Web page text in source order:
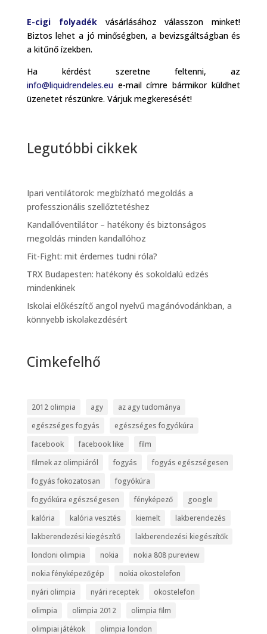
E-cigi folyadékvásárlásához válasszon minket!
Biztos lehet a jó minőségben, a bevizsgáltságban és
a kitűnő ízekben.
Ha kérdést szeretne feltenni, az
info@liquidrendeles.eue-mail címre bármikor küldhet
üzenetet részünkre. Várjuk megkeresését!
Legutóbbi cikkek
Ipari ventilátorok: megbízható megoldás a
professzionális szellőztetéshez
Kandallóventilátor – hatékony és biztonságos
megoldás minden kandallóhoz
Fit-Fight: mit érdemes tudni róla?
TRX Budapesten: hatékony és sokoldalú edzés
mindenkinek
Iskolai előkészítő angol nyelvű magánóvodánkban, a
könnyebb iskolakezdésért
Cimkefelhő
2012 olimpia agy
az agy tudománya
egészséges fogyás
egészséges fogyókúra
facebook
facebook like
film
filmek az olimpiáról
fogyás
fogyás egészségesen
fogyás fokozatosan
fogyókúra
fogyókúra egészségesen
fényképező
google
kalória
kalória vesztés kiemelt
lakberendezés
lakberendezési kiegészítő
lakberendezési kiegészítők
londoni olimpia
nokia
nokia 808 pureview
nokia fényképezőgép
nokia okostelefon
nyári olimpia
nyári receptek
okostelefon
olimpia
olimpia 2012
olimpia film
olimpiai játékok
olimpia london